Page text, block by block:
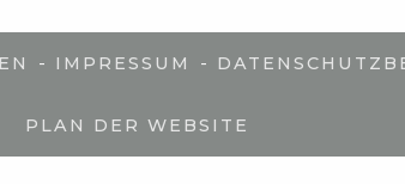
- IMPRESSUM -
PLAN DER WEBSITE